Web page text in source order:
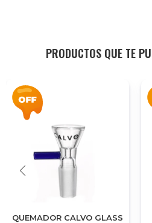
PRODUCTOS QUE TE
QUEMADOR CALVO GLASS